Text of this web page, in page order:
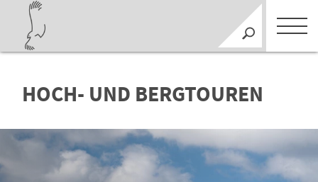
HOCH- UND BERGTOUREN